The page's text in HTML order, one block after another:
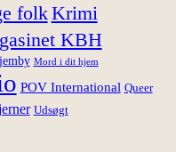
folkKrimi
KBH
Mord i dit hjem
POV International Queer
Udsøgt